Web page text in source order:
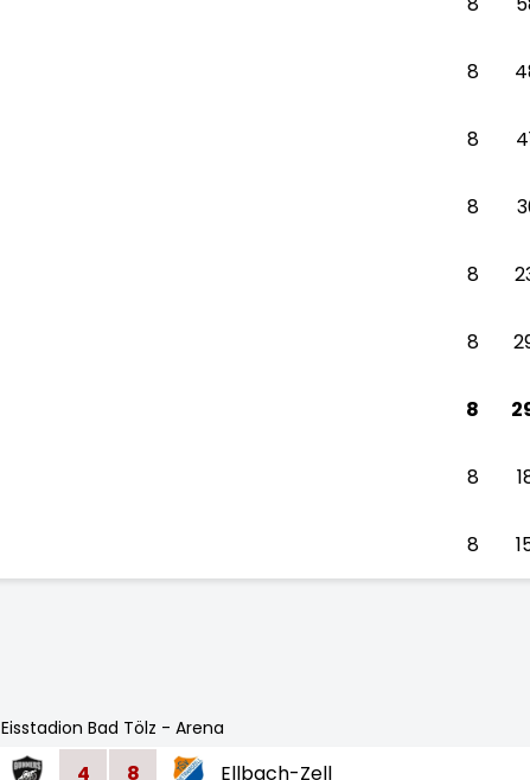
8
8
8
8
8
8
8
8
Eisstadion Bad Tölz - Arena
4 8 Ellbach-Zell